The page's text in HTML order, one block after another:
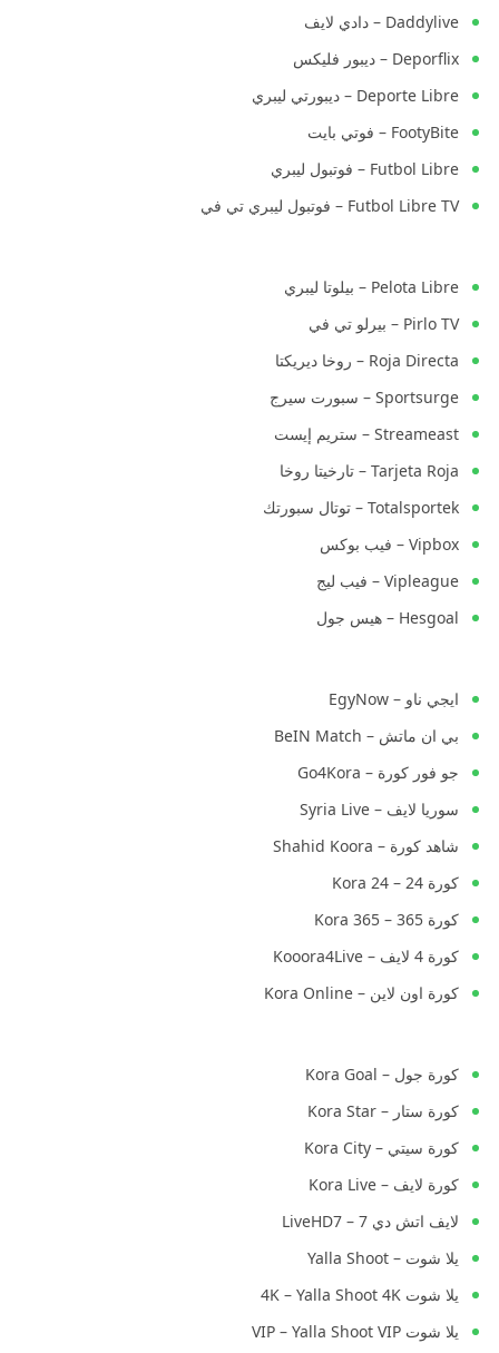
Daddylive – دادي لايف
Deporflix – ديبور فليكس
Deporte Libre – ديبورتي ليبري
FootyBite – فوتي بايت
Futbol Libre – فوتبول ليبري
Futbol Libre TV – فوتبول ليبري تي في
Pelota Libre – بيلوتا ليبري
Pirlo TV – بيرلو تي في
Roja Directa – روخا ديريكتا
Sportsurge – سبورت سيرج
Streameast – ستريم إيست
Tarjeta Roja – تارخيتا روخا
Totalsportek – توتال سبورتك
Vipbox – فيب بوكس
Vipleague – فيب ليج
Hesgoal – هيس جول
ايجي ناو – EgyNow
بي ان ماتش – BeIN Match
جو فور كورة – Go4Kora
سوريا لايف – Syria Live
شاهد كورة – Shahid Koora
كورة 24 – Kora 24
كورة 365 – Kora 365
كورة 4 لايف – Kooora4Live
كورة اون لاين – Kora Online
كورة جول – Kora Goal
كورة ستار – Kora Star
كورة سيتي – Kora City
كورة لايف – Kora Live
لايف اتش دي 7 – LiveHD7
يلا شوت – Yalla Shoot
يلا شوت 4K – Yalla Shoot 4K
يلا شوت VIP – Yalla Shoot VIP